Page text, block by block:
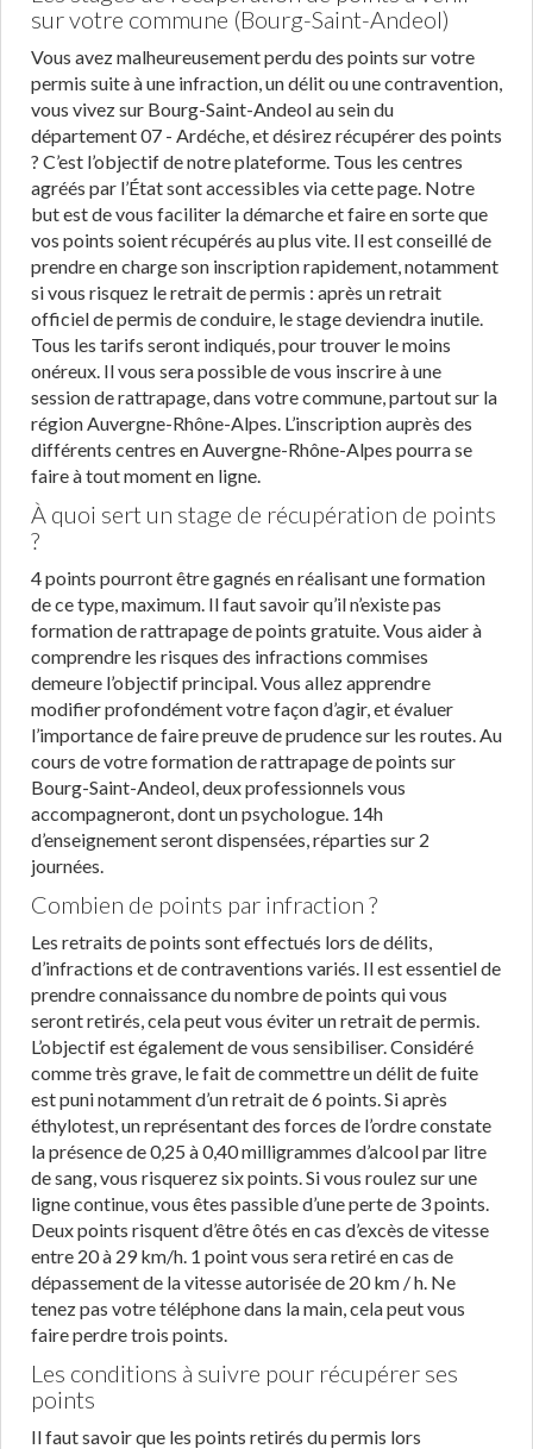
sur votre commune (Bourg-Saint-Andeol)
Vous avez malheureusement perdu des points sur votre
permis suite à une infraction, un délit ou une contravention,
vous vivez sur Bourg-Saint-Andeol au sein du
département 07 - Ardéche, et désirez récupérer des points
? C’est l’objectif de notre plateforme. Tous les centres
agréés par l’État sont accessibles via cette page. Notre
but est de vous faciliter la démarche et faire en sorte que
vos points soient récupérés au plus vite. Il est conseillé de
prendre en charge son inscription rapidement, notamment
si vous risquez le retrait de permis : après un retrait
officiel de permis de conduire, le stage deviendra inutile.
Tous les tarifs seront indiqués, pour trouver le moins
onéreux. Il vous sera possible de vous inscrire à une
session de rattrapage, dans votre commune, partout sur la
région Auvergne-Rhône-Alpes. L’inscription auprès des
différents centres en Auvergne-Rhône-Alpes pourra se
faire à tout moment en ligne.
À quoi sert un stage de récupération de points
?
4 points pourront être gagnés en réalisant une formation
de ce type, maximum. Il faut savoir qu’il n’existe pas
formation de rattrapage de points gratuite. Vous aider à
comprendre les risques des infractions commises
demeure l’objectif principal. Vous allez apprendre
modifier profondément votre façon d’agir, et évaluer
l’importance de faire preuve de prudence sur les routes. Au
cours de votre formation de rattrapage de points sur
Bourg-Saint-Andeol, deux professionnels vous
accompagneront, dont un psychologue. 14h
d’enseignement seront dispensées, réparties sur 2
journées.
Combien de points par infraction ?
Les retraits de points sont effectués lors de délits,
d’infractions et de contraventions variés. Il est essentiel de
prendre connaissance du nombre de points qui vous
seront retirés, cela peut vous éviter un retrait de permis.
L’objectif est également de vous sensibiliser. Considéré
comme très grave, le fait de commettre un délit de fuite
est puni notamment d’un retrait de 6 points. Si après
éthylotest, un représentant des forces de l’ordre constate
la présence de 0,25 à 0,40 milligrammes d’alcool par litre
de sang, vous risquerez six points. Si vous roulez sur une
ligne continue, vous êtes passible d’une perte de 3 points.
Deux points risquent d’être ôtés en cas d’excès de vitesse
entre 20 à 29 km/h. 1 point vous sera retiré en cas de
dépassement de la vitesse autorisée de 20 km / h. Ne
tenez pas votre téléphone dans la main, cela peut vous
faire perdre trois points.
Les conditions à suivre pour récupérer ses
points
Il faut savoir que les points retirés du permis lors